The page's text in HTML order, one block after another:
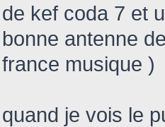
de kef coda 7 et
bonne antenne
france musique )
quand je vois le